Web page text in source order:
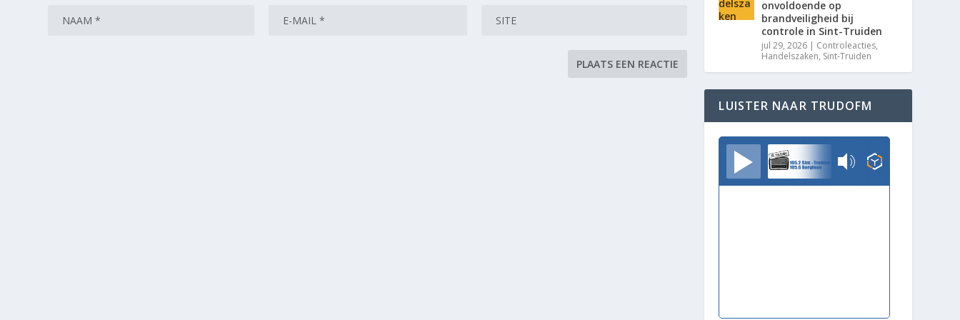
onvoldoende op
brandveiligheid bij
controle in Sint-Truiden
jul 29, 2026 | Controleacties,
Handelszaken, Sint-Truiden
LUISTER NAAR TRUDOFM
TrudoFM